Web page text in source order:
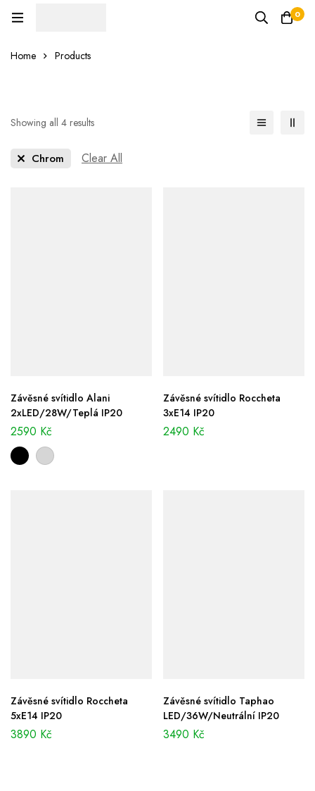
0
Home Products
Showing all 4 results
Chrom Clear All
Závěsné svítidlo Alani
2xLED/28W/Teplá IP20
2590 Kč
Závěsné svítidlo Roccheta
3xE14 IP20
2490 Kč
Závěsné svítidlo Roccheta
5xE14 IP20
3890 Kč
Závěsné svítidlo Taphao
LED/36W/Neutrální IP20
3490 Kč